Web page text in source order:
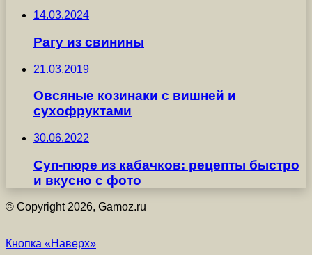
14.03.2024
Рагу из свинины
21.03.2019
Овсяные козинаки с вишней и
сухофруктами
30.06.2022
Суп-пюре из кабачков: рецепты быстро
и вкусно с фото
© Copyright 2026, Gamoz.ru
Кнопка «Наверх»